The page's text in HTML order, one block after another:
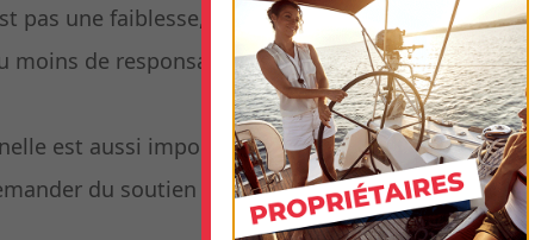
pas une faiblesse, c’est un choix intelligent : chacun
moins de responsabilités selon le contexte et l’état
est aussi importante que la sécurité nautique :
du soutien évite des conflits inutiles.